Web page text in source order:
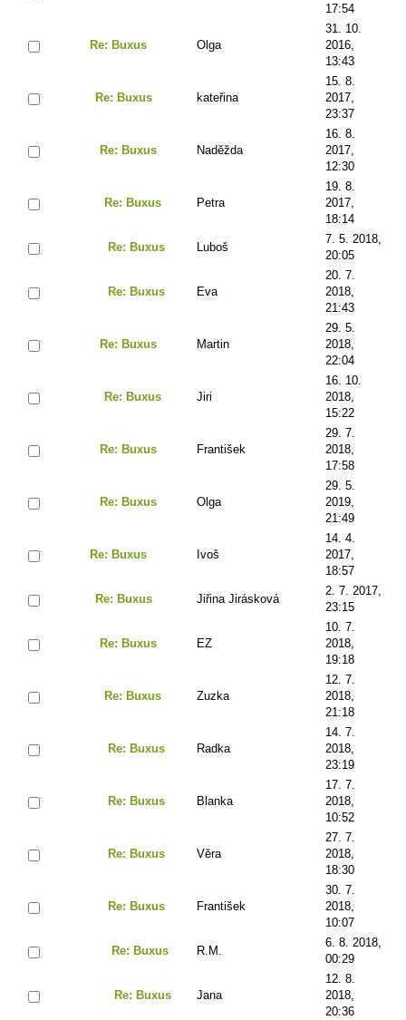
17:54
Re: Buxus Olga
31. 10.
2016,
13:43
Re: Buxus kateřina
15. 8.
2017,
23:37
Re: Buxus Naděžda
16. 8.
2017,
12:30
Re: Buxus Petra
19. 8.
2017,
18:14
Re: Buxus Luboš
7. 5. 2018,
20:05
Re: Buxus Eva
20. 7.
2018,
21:43
Re: Buxus Martin
29. 5.
2018,
22:04
Re: Buxus Jiri
16. 10.
2018,
15:22
Re: Buxus František
29. 7.
2018,
17:58
Re: Buxus Olga
29. 5.
2019,
21:49
Re: Buxus Ivoš
14. 4.
2017,
18:57
Re: Buxus Jiřina Jirásková
2. 7. 2017,
23:15
Re: Buxus EZ
10. 7.
2018,
19:18
Re: Buxus Zuzka
12. 7.
2018,
21:18
Re: Buxus Radka
14. 7.
2018,
23:19
Re: Buxus Blanka
17. 7.
2018,
10:52
Re: Buxus Věra
27. 7.
2018,
18:30
Re: Buxus František
30. 7.
2018,
10:07
Re: Buxus R.M.
6. 8. 2018,
00:29
Re: Buxus Jana
12. 8.
2018,
20:36